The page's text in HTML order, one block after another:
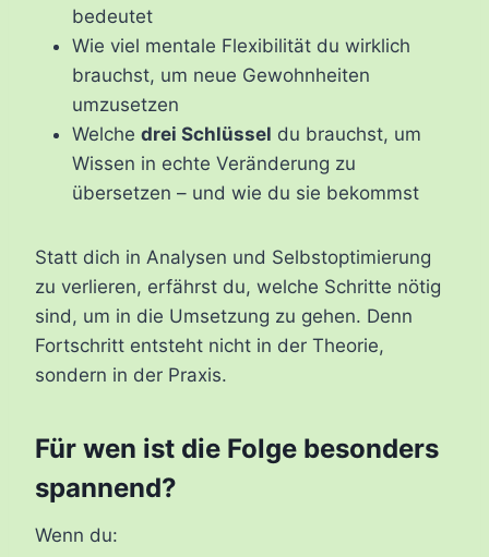
bedeutet
Wie viel mentale Flexibilität du wirklich
brauchst, um neue Gewohnheiten
umzusetzen
Welche drei Schlüssel du brauchst, um
Wissen in echte Veränderung zu
übersetzen – und wie du sie bekommst
Statt dich in Analysen und Selbstoptimierung
zu verlieren, erfährst du, welche Schritte nötig
sind, um in die Umsetzung zu gehen. Denn
Fortschritt entsteht nicht in der Theorie,
sondern in der Praxis.
Für wen ist die Folge besonders
spannend?
Wenn du: